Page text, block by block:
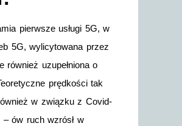
pierwsze usługi 5G, w
5G, wylicytowana przez
uzupełniona o
prędkości tak
w związku z Covid-
ów ruch wzrósł w